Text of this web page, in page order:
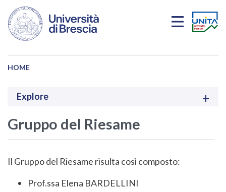
Salta al contenuto principale
HOME
Explore
Gruppo del Riesame
Il Gruppo del Riesame risulta così composto:
Prof.ssa Elena BARDELLINI